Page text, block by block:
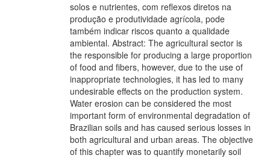
solos e nutrientes, com reflexos diretos na
produção e produtividade agrícola, pode
também indicar riscos quanto a qualidade
ambiental. Abstract: The agricultural sector is
the responsible for producing a large proportion
of food and fibers, however, due to the use of
inappropriate technologies, it has led to many
undesirable effects on the production system.
Water erosion can be considered the most
important form of environmental degradation of
Brazilian soils and has caused serious losses in
both agricultural and urban areas. The objective
of this chapter was to quantify monetarily soil